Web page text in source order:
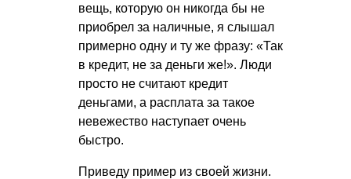
вещь, которую он никогда бы не
приобрел за наличные, я слышал
примерно одну и ту же фразу: «Так
в кредит, не за деньги же!». Люди
просто не считают кредит
деньгами, а расплата за такое
невежество наступает очень
быстро.
Приведу пример из своей жизни.